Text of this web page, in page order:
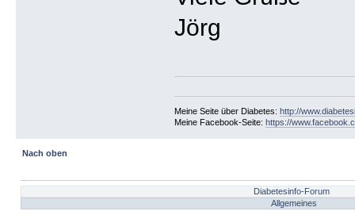
Jörg
Meine Seite über Diabetes: http://
Meine Facebook-Seite: https://
Nach oben
Diabetesinfo-Forum
Allgemeines